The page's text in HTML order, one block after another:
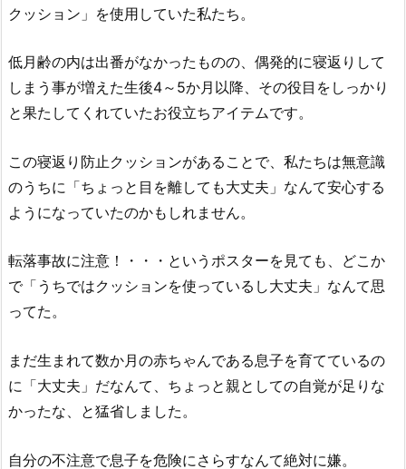
クッション」を使用していた私たち。
低月齢の内は出番がなかったものの、偶発的に寝返りして
しまう事が増えた生後4～5か月以降、その役目をしっかり
と果たしてくれていたお役立ちアイテムです。
この寝返り防止クッションがあることで、私たちは無意識
のうちに「ちょっと目を離しても大丈夫」なんて安心する
ようになっていたのかもしれません。
転落事故に注意！・・・というポスターを見ても、どこか
で「うちではクッションを使っているし大丈夫」なんて思
ってた。
まだ生まれて数か月の赤ちゃんである息子を育てているの
に「大丈夫」だなんて、ちょっと親としての自覚が足りな
かったな、と猛省しました。
自分の不注意で息子を危険にさらすなんて絶対に嫌。